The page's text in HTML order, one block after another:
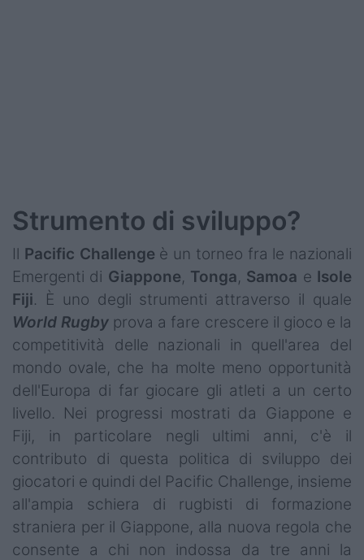
Strumento di sviluppo?
Il Pacific Challenge è un torneo fra le nazionali
Emergenti di Giappone, Tonga, Samoa e Isole
Fiji. È uno degli strumenti attraverso il quale
World Rugby prova a fare crescere il gioco e la
competitività delle nazionali in quell'area del
mondo ovale, che ha molte meno opportunità
dell'Europa di far giocare gli atleti a un certo
livello. Nei progressi mostrati da Giappone e
Fiji, in particolare negli ultimi anni, c'è il
contributo di questa politica di sviluppo dei
giocatori e quindi del Pacific Challenge, insieme
all'ampia schiera di rugbisti di formazione
straniera per il Giappone, alla nuova regola che
consente a chi non indossa da tre anni la